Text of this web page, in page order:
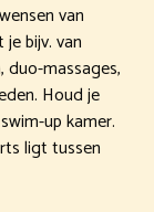
van
bijv. van
duo-massages,
Houd je
up kamer.
ligt tussen